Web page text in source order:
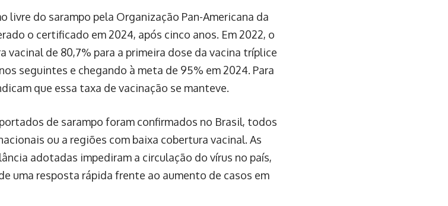
livre do sarampo pela Organização Pan-Americana da
o certificado em 2024, após cinco anos. Em 2022, o
vacinal de 80,7% para a primeira dose da vacina tríplice
seguintes e chegando à meta de 95% em 2024. Para
que essa taxa de vacinação se manteve.
de sarampo foram confirmados no Brasil, todos
ou a regiões com baixa cobertura vacinal. As
adotadas impediram a circulação do vírus no país,
uma resposta rápida frente ao aumento de casos em